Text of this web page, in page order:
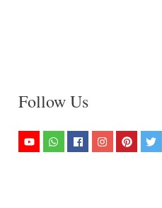
Follow Us